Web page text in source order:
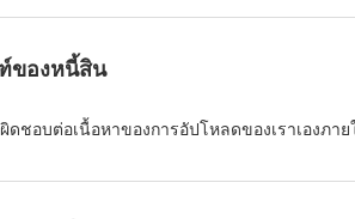
ของหนี้สิน
ผิดชอบต่อเนื้อหาของการอัปโหลดของเราเองภ